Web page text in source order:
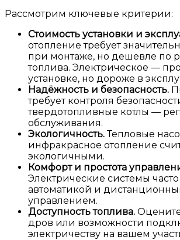
Рассмотрим ключевые критерии:
Стоимость установки и
отопление требует
при монтаже, но дешевле по
топлива. Электрическое —
установке, но дороже в
Надёжность и безопасность.
требует контроля
твердотопливные котлы —
обслуживания.
Экологичность.Тепловые
инфракрасное отопление
экологичными.
Комфорт и простота
Электрические системы
автоматикой и
управлением.
Доступность топлива.
дров или возможности
электричеству на вашем